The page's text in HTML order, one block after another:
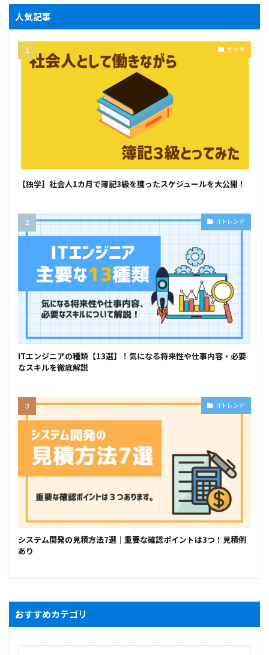
人気記事
ザッキ
【独学】社会人1カ月で簿記3級を獲ったスケジュールを大公開！
ITトレンド
ITエンジニアの種類【13選】！気になる将来性や仕事内容・必要
なスキルを徹底解説
ITトレンド
システム開発の見積方法7選｜重要な確認ポイントは3つ！見積例
あり
おすすめカテゴリ